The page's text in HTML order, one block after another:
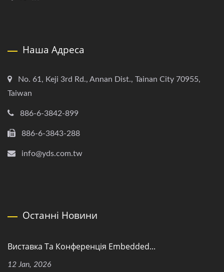
Наша Адреса
No. 61, Keji 3rd Rd., Annan Dist., Tainan City 70955,
Taiwan
886-6-3842-899
886-6-3843-288
info@yds.com.tw
Останні Новини
Виставка Та Конференція Embedded...
12 Jan, 2026